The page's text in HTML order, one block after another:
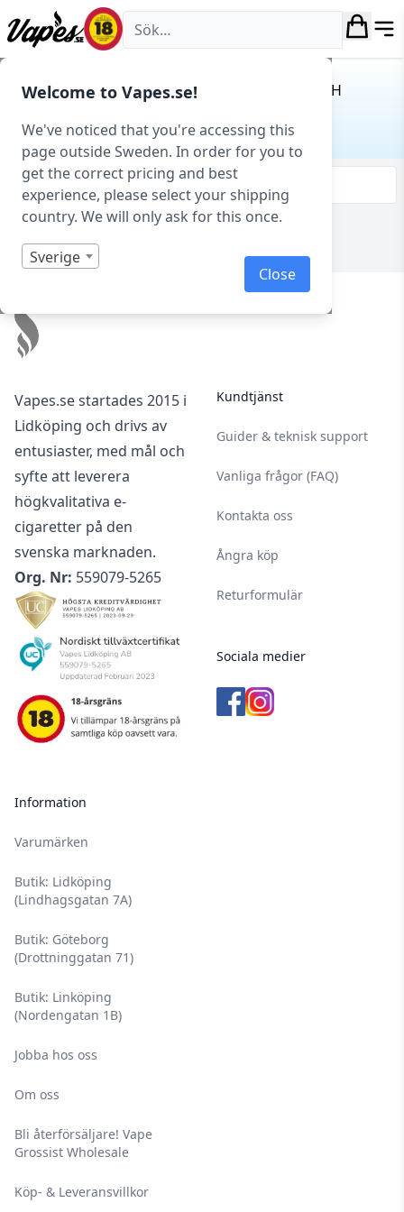
Welcome to Vapes.se!
We've noticed that you're accessing this
page outside Sweden. In order for you to
get the correct pricing and best
experience, please select your shipping
country. We will only ask for this once.
Sverige
Close
Vapes.se
Hem/ Produkt Motstånd (ohm) / 1,2 ohm MESH
1,2 OHM MESH
Filtrera & sortera
Visar 0 produkter av 0 totalt
Vapes.se startades 2015 i
Lidköping och drivs av
entusiaster, med mål och
syfte att leverera
högkvalitativa e-
cigaretter på den
svenska marknaden.
Org. Nr: 559079-5265
Information
Varumärken
Butik: Lidköping
(Lindhagsgatan 7A)
Butik: Göteborg
(Drottninggatan 71)
Butik: Linköping
(Nordengatan 1B)
Jobba hos oss
Om oss
Bli återförsäljare! Vape
Grossist Wholesale
Köp- & Leveransvillkor
Kundtjänst
Guider & teknisk support
Vanliga frågor (FAQ)
Kontakta oss
Ångra köp
Returformulär
Sociala medier